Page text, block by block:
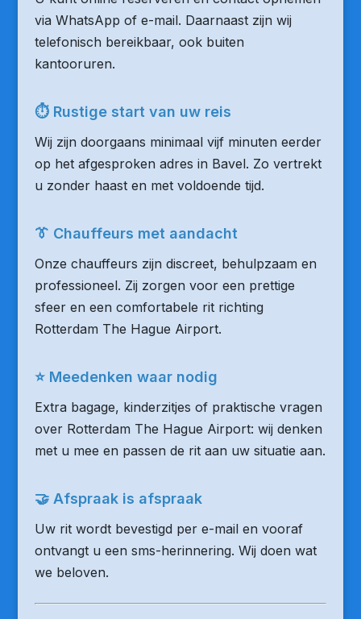
via WhatsApp of e-mail. Daarnaast zijn wij
telefonisch bereikbaar, ook buiten
kantooruren.
⏱ Rustige start van uw reis
Wij zijn doorgaans minimaal vijf minuten eerder
op het afgesproken adres in Bavel. Zo vertrekt
u zonder haast en met voldoende tijd.
👔 Chauffeurs met aandacht
Onze chauffeurs zijn discreet, behulpzaam en
professioneel. Zij zorgen voor een prettige
sfeer en een comfortabele rit richting
Rotterdam The Hague Airport.
⭐ Meedenken waar nodig
Extra bagage, kinderzitjes of praktische vragen
over Rotterdam The Hague Airport: wij denken
met u mee en passen de rit aan uw situatie aan.
🤝 Afspraak is afspraak
Uw rit wordt bevestigd per e-mail en vooraf
ontvangt u een sms-herinnering. Wij doen wat
we beloven.